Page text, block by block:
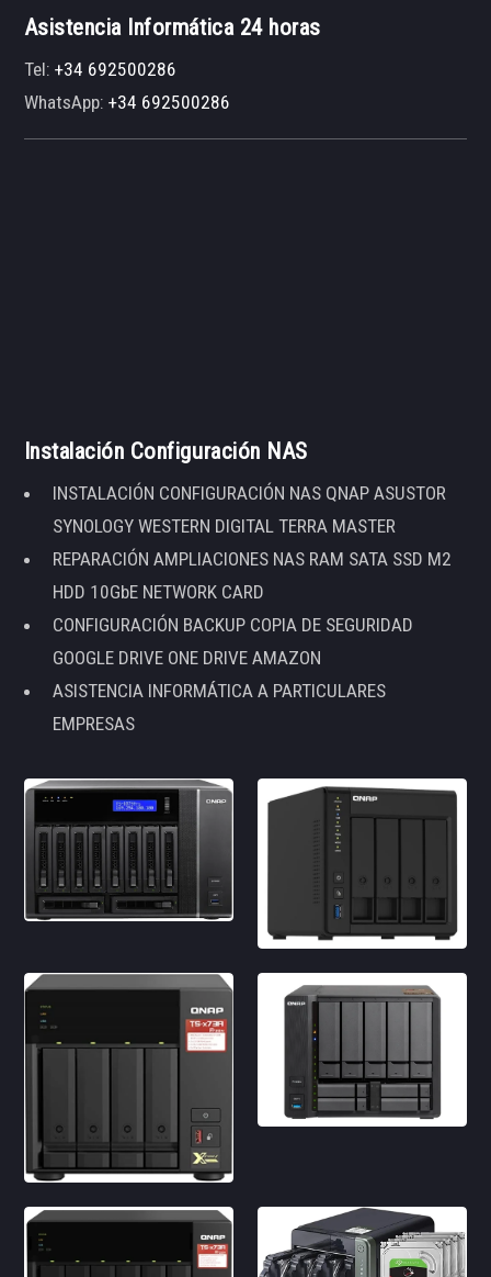
Asistencia Informática 24 horas
Tel:+34 692500286
WhatsApp:+34 692500286
Instalación Configuración NAS
INSTALACIÓN CONFIGURACIÓN NAS QNAP ASUSTOR
SYNOLOGY WESTERN DIGITAL TERRA MASTER
REPARACIÓN AMPLIACIONES NAS RAM SATA SSD M2
HDD 10GbE NETWORK CARD
CONFIGURACIÓN BACKUP COPIA DE SEGURIDAD
GOOGLE DRIVE ONE DRIVE AMAZON
ASISTENCIA INFORMÁTICA A PARTICULARES
EMPRESAS